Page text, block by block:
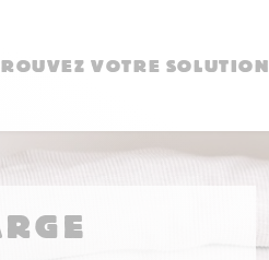
VOTRE SOLUTION